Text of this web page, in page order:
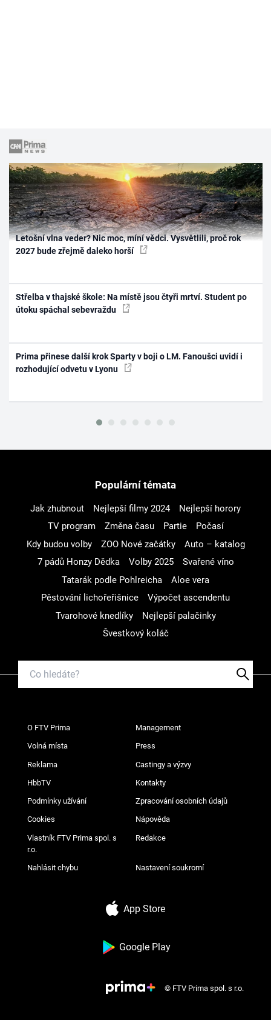
Letošní vlna veder? Nic moc, míní vědci. Vysvětlili, proč rok
2027 bude zřejmě daleko horší
Střelba v thajské škole: Na místě jsou čtyři mrtví. Student po
útoku spáchal sebevraždu
Prima přinese další krok Sparty v boji o LM. Fanoušci uvidí i
rozhodující odvetu v Lyonu
Populární témata
Jak zhubnout Nejlepší filmy 2024
Nejlepší horory
TV program
Změna času Partie
Počasí
Kdy budou volby
ZOO Nové začátky
Auto – katalog
7 pádů Honzy Dědka
Volby 2025
Svařené víno
Tatarák podle Pohlreicha
Aloe vera
Pěstování lichořeřišnice
Výpočet ascendentu
Tvarohové knedlíky
Nejlepší palačinky
Švestkový koláč
O FTV Prima Management
Volná místa Press
Reklama Castingy a výzvy
HbbTV Kontakty
Podmínky užívání Zpracování osobních údajů
Cookies Nápověda
Vlastník FTV Prima spol. s
r.o.
Redakce
Nahlásit chybu Nastavení soukromí
App Store
Google Play
© FTV Prima spol. s r.o.